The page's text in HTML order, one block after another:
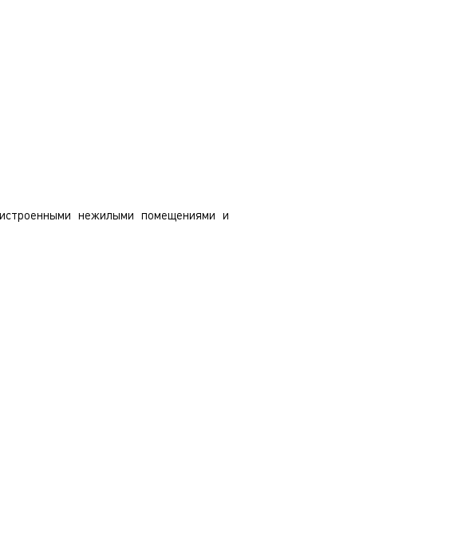
нежилыми помещениями и